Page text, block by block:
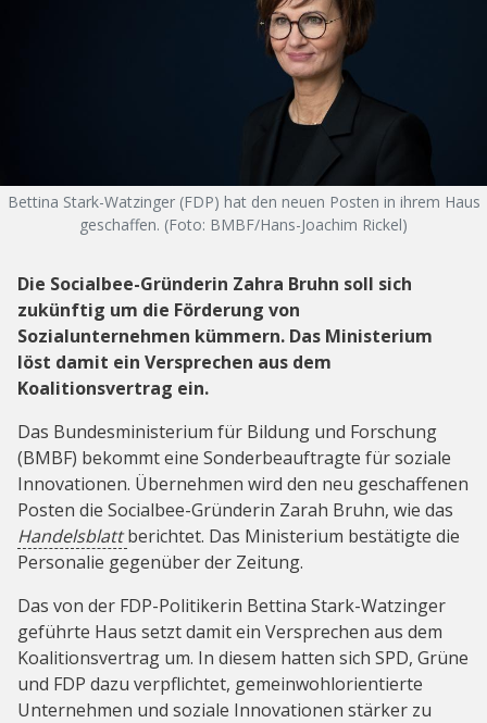
Bettina Stark-Watzinger (FDP) hat den neuen Posten in ihrem Haus
geschaffen. (Foto: BMBF/Hans-Joachim Rickel)
Die Socialbee-Gründerin Zahra Bruhn soll sich
zukünftig um die Förderung von
Sozialunternehmen kümmern. Das Ministerium
löst damit ein Versprechen aus dem
Koalitionsvertrag ein.
Das Bundesministerium für Bildung und Forschung
(BMBF) bekommt eine Sonderbeauftragte für soziale
Innovationen. Übernehmen wird den neu geschaffenen
Posten die Socialbee-Gründerin Zarah Bruhn, wie das
Handelsblattberichtet. Das Ministerium bestätigte die
Personalie gegenüber der Zeitung.
Das von der FDP-Politikerin Bettina Stark-Watzinger
geführte Haus setzt damit ein Versprechen aus dem
Koalitionsvertrag um. In diesem hatten sich SPD, Grüne
und FDP dazu verpflichtet, gemeinwohlorientierte
Unternehmen und soziale Innovationen stärker zu